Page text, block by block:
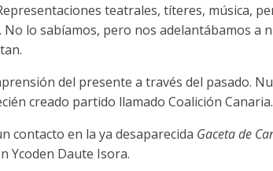
teatrales, títeres, música,
lo sabíamos, pero nos adelantábamos a
del presente a través del pasado.
creado partido llamado Coalición Canaria.
contacto en la ya desaparecida Gaceta de
Ycoden Daute Isora.